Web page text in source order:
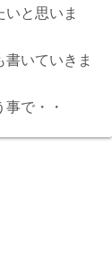
と思いま
いていきま
で・・